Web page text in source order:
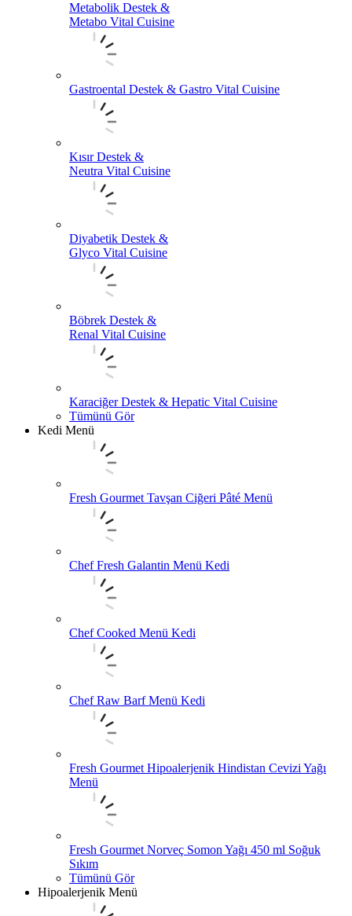
Metabolik Destek &
Metabo Vital Cuisine
Gastroental Destek & Gastro Vital Cuisine
Kısır Destek &
Neutra Vital Cuisine
Diyabetik Destek &
Glyco Vital Cuisine
Böbrek Destek &
Renal Vital Cuisine
Karaciğer Destek & Hepatic Vital Cuisine
Tümünü Gör
Kedi Menü
Fresh Gourmet Tavşan Ciğeri Pâté Menü
Chef Fresh Galantin Menü Kedi
Chef Cooked Menü Kedi
Chef Raw Barf Menü Kedi
Fresh Gourmet Hipoalerjenik Hindistan Cevizi Yağı
Menü
Fresh Gourmet Norveç Somon Yağı 450 ml Soğuk
Sıkım
Tümünü Gör
Hipoalerjenik Menü